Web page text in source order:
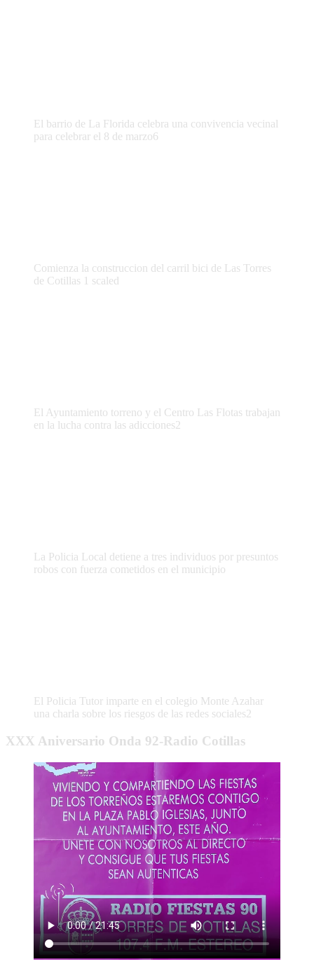
El barrio de La Florida celebra una convivencia vecinal
para celebrar el 8 de marzo6
Comienza la construccion del carril bici de Las Torres
de Cotillas 1 scaled
El Ayuntamiento torreno y el Centro Las Flotas trabajan
en la lucha contra las adicciones2
La Policia Local detiene a tres individuos por presuntos
robos con fuerza cometidos en el municipio
El Policia Tutor imparte en el colegio Monte Azahar
una charla sobre los riesgos de las redes sociales2
XXX Aniversario Onda 92-Radio Cotillas